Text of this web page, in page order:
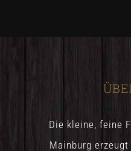
Die kleine, feine
Mainburg